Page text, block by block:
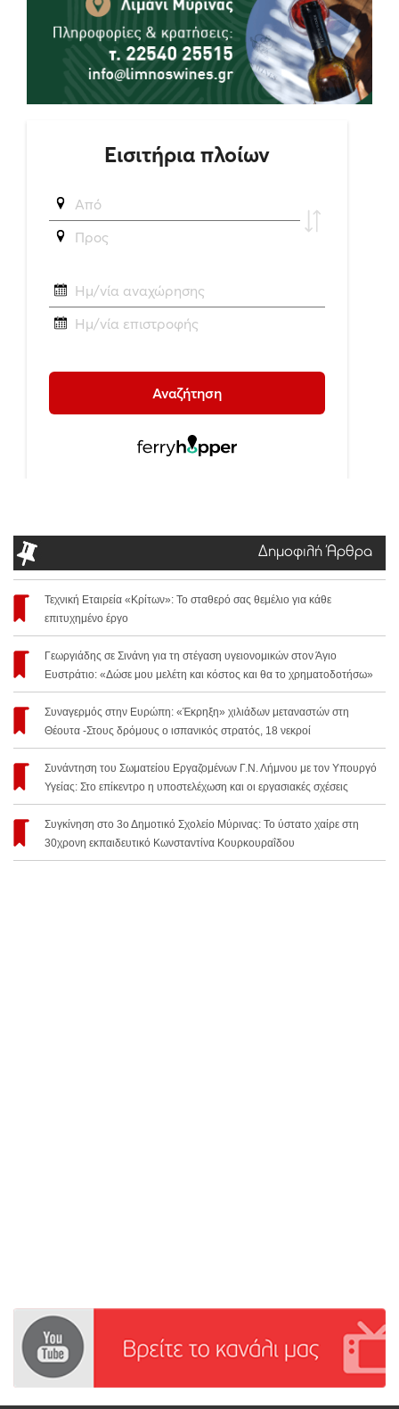
Δημοφιλή Άρθρα
Τεχνική Εταιρεία «Κρίτων»: Το σταθερό σας θεμέλιο για κάθε
επιτυχημένο έργο
Γεωργιάδης σε Σινάνη για τη στέγαση υγειονομικών στον Άγιο
Ευστράτιο: «Δώσε μου μελέτη και κόστος και θα το χρηματοδοτήσω»
Συναγερμός στην Ευρώπη: «Έκρηξη» χιλιάδων μεταναστών στη
Θέουτα -Στους δρόμους ο ισπανικός στρατός, 18 νεκροί
Συνάντηση του Σωματείου Εργαζομένων Γ.Ν. Λήμνου με τον Υπουργό
Υγείας: Στο επίκεντρο η υποστελέχωση και οι εργασιακές σχέσεις
Συγκίνηση στο 3ο Δημοτικό Σχολείο Μύρινας: Το ύστατο χαίρε στη
30χρονη εκπαιδευτικό Κωνσταντίνα Κουρκουραΐδου